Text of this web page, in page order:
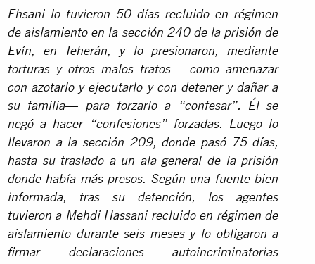
Ehsani lo tuvieron 50 días recluido en régimen
de aislamiento en la sección 240 de la prisión de
Evín, en Teherán, y lo presionaron, mediante
torturas y otros malos tratos —como amenazar
con azotarlo y ejecutarlo y con detener y dañar a
su familia— para forzarlo a “confesar”. Él se
negó a hacer “confesiones” forzadas. Luego lo
llevaron a la sección 209, donde pasó 75 días,
hasta su traslado a un ala general de la prisión
donde había más presos. Según una fuente bien
informada, tras su detención, los agentes
tuvieron a Mehdi Hassani recluido en régimen de
aislamiento durante seis meses y lo obligaron a
firmar declaraciones autoincriminatorias